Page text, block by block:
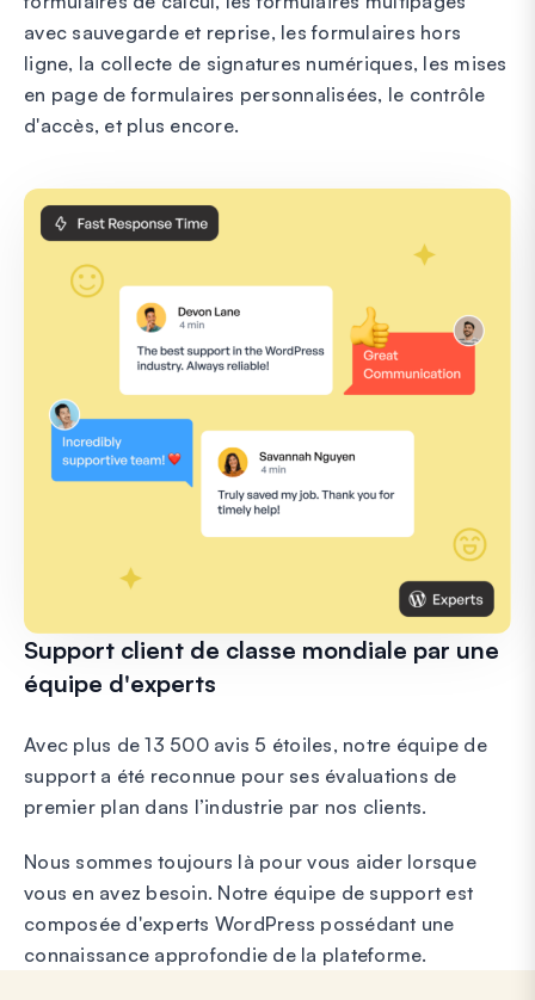
avec sauvegarde et reprise, les formulaires hors
ligne, la collecte de signatures numériques, les mises
en page de formulaires personnalisées, le contrôle
d'accès, et plus encore.
Support client de classe mondiale par une
équipe d'experts
Avec plus de 13 500 avis 5 étoiles, notre équipe de
support a été reconnue pour ses évaluations de
premier plan dans l’industrie par nos clients.
Nous sommes toujours là pour vous aider lorsque
vous en avez besoin. Notre équipe de support est
composée d'experts WordPress possédant une
connaissance approfondie de la plateforme.